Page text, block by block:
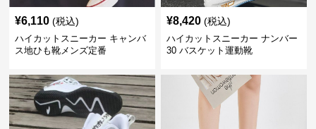
¥6,110 (税込)
ハイカットスニーカー キャンバ
ス地ひも靴メンズ定番
¥8,420 (税込)
ハイカットスニーカー ナンバー
30 バスケット運動靴